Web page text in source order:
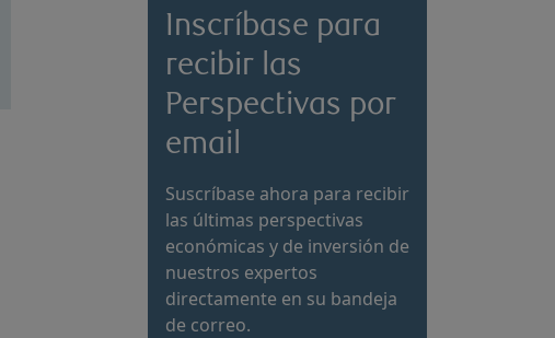
Inscríbase para
recibir las
Perspectivas por
email
Suscríbase ahora para recibir
las últimas perspectivas
económicas y de inversión de
nuestros expertos
directamente en su bandeja
de correo.